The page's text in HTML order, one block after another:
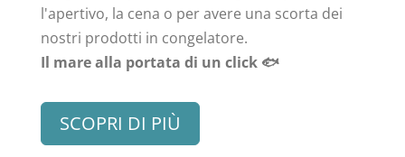
l'apertivo, la cena o per avere una scorta dei
nostri prodotti in congelatore.
Il mare alla portata di un click 🐟
SCOPRI DI PIÙ